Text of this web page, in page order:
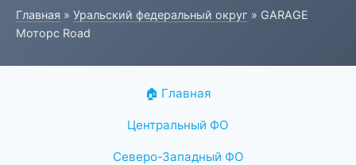
Главная » Уральский федеральный округ » GARAGE
Моторс Road
🏠 Главная
Центральный ФО
Северо-Западный ФО